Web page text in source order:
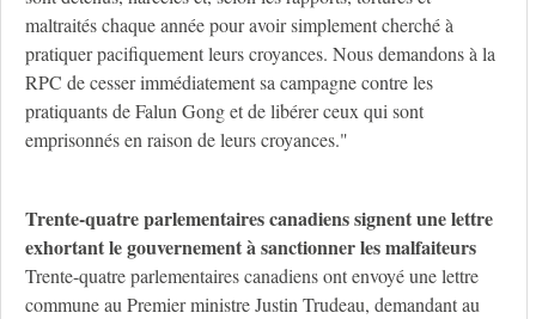
maltraités chaque année pour avoir simplement cherché à
pratiquer pacifiquement leurs croyances. Nous demandons à la
RPC de cesser immédiatement sa campagne contre les
pratiquants de Falun Gong et de libérer ceux qui sont
emprisonnés en raison de leurs croyances."
Trente-quatre parlementaires canadiens signent une lettre
exhortant le gouvernement à sanctionner les malfaiteurs
Trente-quatre parlementaires canadiens ont envoyé une lettre
commune au Premier ministre Justin Trudeau, demandant au